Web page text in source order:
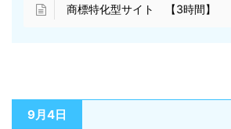
商標特化型サイト 【3時間】
9月4日